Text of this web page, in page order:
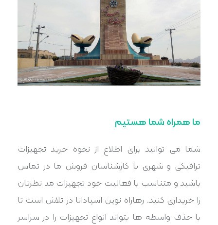
ما همراه شما هستیم
شما می توانید برای اطلاع از نحوه خرید تجهیزات
ترافیکی و شهری با کارشناسان فروش ما در تماس
باشید و متناسب با فعالیت خود تجهیزات مد نظرتان
را خریداری کنید. رهاراه نوین اسپادانا در تلاش است تا
با حذف واسطه ها بتواند انواع تجهیزات را در سراسر